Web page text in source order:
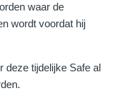
waar de
wordt voordat hij
deze tijdelijke Safe al